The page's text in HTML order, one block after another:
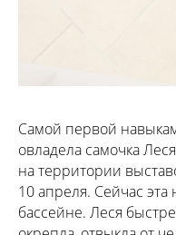
Самой первой
овладела самочка
на территории
10 апреля. Сейчас
бассейне. Леся